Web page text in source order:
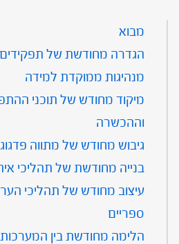
מבוא
הגדרה מחודשת של תפקידים
מנהיגות ממוקדת למידה
מיקוד מחודש של תוכני
וההכשרה
גיבוש מחודש של מתווה
בנייה מחודשת של תהליכי
עיצוב מחודש של תהליכי
ספריים
הלימה מחודשת בין המערכות